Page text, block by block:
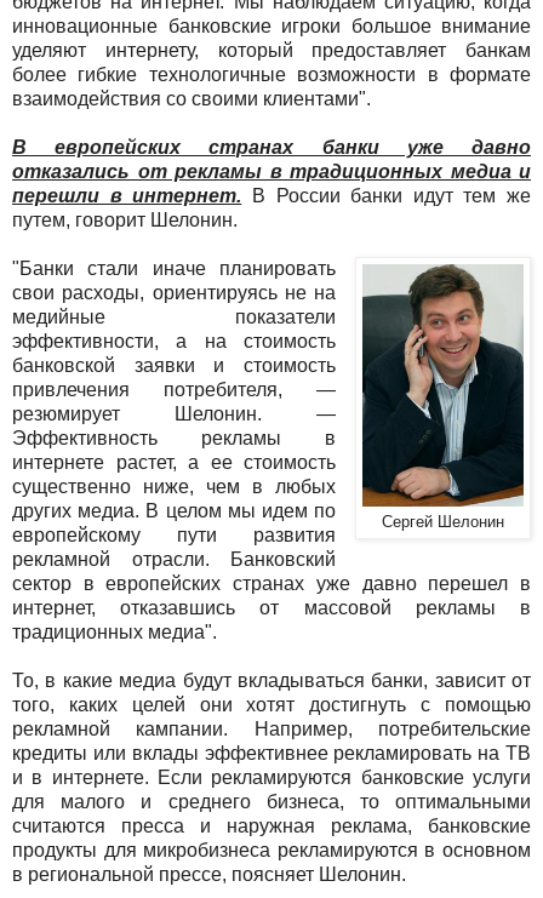
инновационные банковские игроки большое внимание
уделяют интернету, который предоставляет банкам
более гибкие технологичные возможности в формате
взаимодействия со своими клиентами".
В европейских странах банки уже давно
отказались от рекламы в традиционных медиа и
перешли в интернет. В России банки идут тем же
путем, говорит Шелонин.
Сергей Шелонин
"Банки стали иначе планировать
свои расходы, ориентируясь не на
медийные показатели
эффективности, а на стоимость
банковской заявки и стоимость
привлечения потребителя, —
резюмирует Шелонин. —
Эффективность рекламы в
интернете растет, а ее стоимость
существенно ниже, чем в любых
других медиа. В целом мы идем по
европейскому пути развития
рекламной отрасли. Банковский
сектор в европейских странах уже давно перешел в
интернет, отказавшись от массовой рекламы в
традиционных медиа".
То, в какие медиа будут вкладываться банки, зависит от
того, каких целей они хотят достигнуть с помощью
рекламной кампании. Например, потребительские
кредиты или вклады эффективнее рекламировать на ТВ
и в интернете. Если рекламируются банковские услуги
для малого и среднего бизнеса, то оптимальными
считаются пресса и наружная реклама, банковские
продукты для микробизнеса рекламируются в основном
в региональной прессе, поясняет Шелонин.